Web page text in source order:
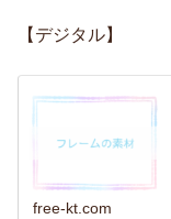
【デジタル】
free-kt.com